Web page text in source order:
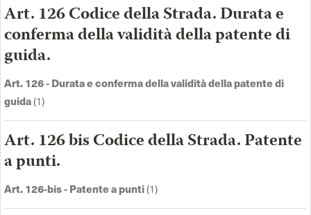
Art. 126 Codice della Strada. Durata e
conferma della validità della patente di
guida.
Art. 126 - Durata e conferma della validità della patente di
guida(1)
Art. 126 bis Codice della Strada. Patente
a punti.
Art. 126-bis - Patente a punti(1)